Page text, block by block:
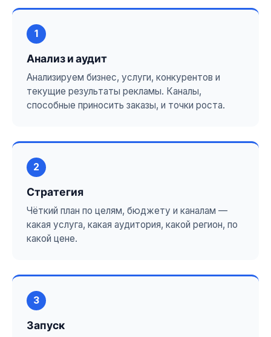
1
Анализ и аудит
Анализируем бизнес, услуги, конкурентов и
текущие результаты рекламы. Каналы,
способные приносить заказы, и точки роста.
2
Стратегия
Чёткий план по целям, бюджету и каналам —
какая услуга, какая аудитория, какой регион, по
какой цене.
3
Запуск